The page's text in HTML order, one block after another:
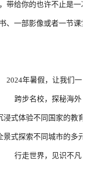
带给你的也许不止是一
、一部影像或者一节课
2024年暑假，让我们一同
跨步名校，探秘海外
浸式体验不同国家的教育
景式探索不同城市的多元
行走世界，见识不凡